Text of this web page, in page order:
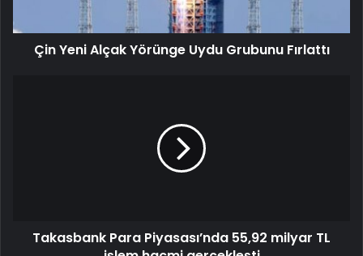
Çin Yeni Alçak Yörünge Uydu Grubunu Fırlattı
Takasbank Para Piyasası’nda 55,92 milyar TL